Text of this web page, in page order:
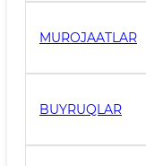
MUROJAATLAR
BUYRUQLAR